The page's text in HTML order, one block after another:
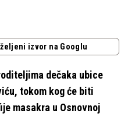
izvor na Googlu
dečaka ubice
tokom kog će biti
masakra u Osnovnoj